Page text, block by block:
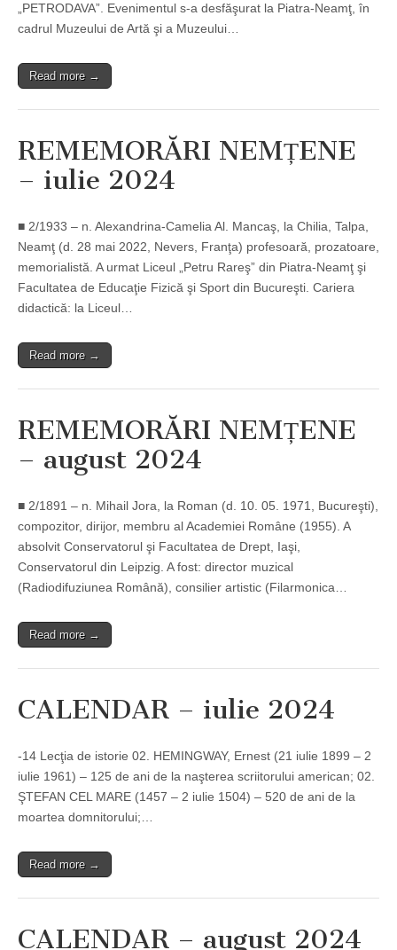
„PETRODAVA”. Evenimentul s-a desfăşurat la Piatra-Neamţ, în
cadrul Muzeului de Artă şi a Muzeului…
Read more →
REMEMORĂRI NEMȚENE
– iulie 2024
■ 2/1933 – n. Alexandrina-Camelia Al. Mancaş, la Chilia, Talpa,
Neamţ (d. 28 mai 2022, Nevers, Franţa) profesoară, prozatoare,
memorialistă. A urmat Liceul „Petru Rareş” din Piatra-Neamţ şi
Facultatea de Educaţie Fizică şi Sport din Bucureşti. Cariera
didactică: la Liceul…
Read more →
REMEMORĂRI NEMȚENE
– august 2024
■ 2/1891 – n. Mihail Jora, la Roman (d. 10. 05. 1971, Bucureşti),
compozitor, dirijor, membru al Academiei Române (1955). A
absolvit Conservatorul şi Facultatea de Drept, Iaşi,
Conservatorul din Leipzig. A fost: director muzical
(Radiodifuziunea Română), consilier artistic (Filarmonica…
Read more →
CALENDAR – iulie 2024
-14 Lecţia de istorie 02. HEMINGWAY, Ernest (21 iulie 1899 – 2
iulie 1961) – 125 de ani de la naşterea scriitorului american; 02.
ŞTEFAN CEL MARE (1457 – 2 iulie 1504) – 520 de ani de la
moartea domnitorului;…
Read more →
CALENDAR – august 2024